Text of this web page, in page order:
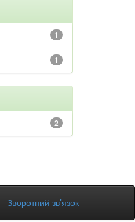
1
1
2
- Зворотний зв’язок